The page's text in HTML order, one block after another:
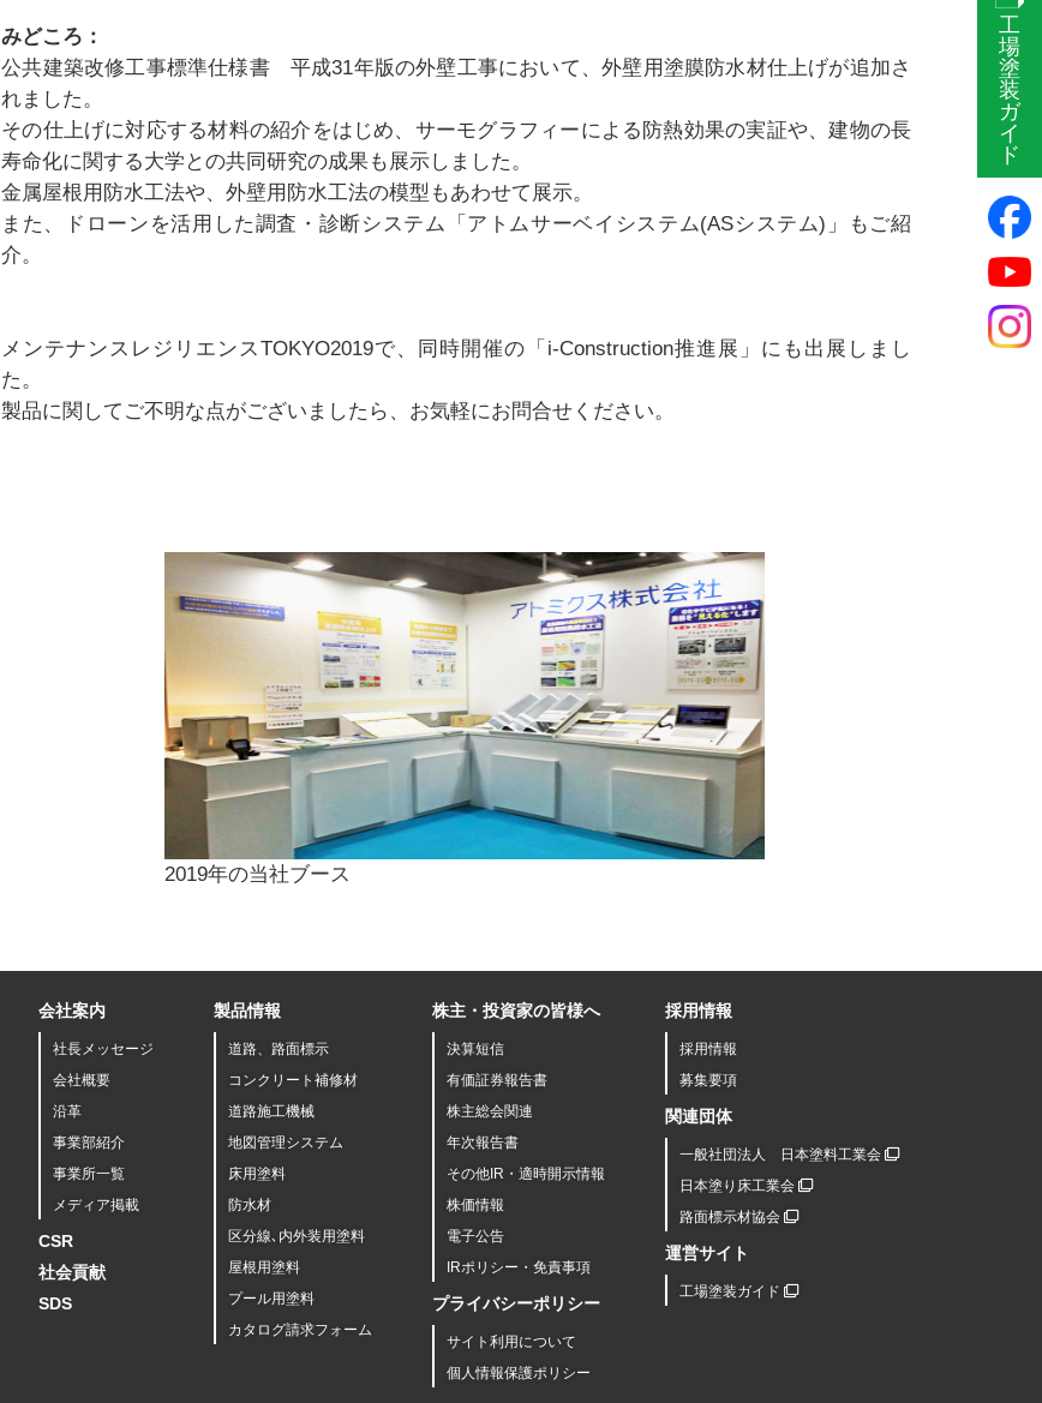
みどころ：
公共建築改修工事標準仕様書 平成31年版の外壁工事において、外壁用塗膜防水材仕上げが追加さ
れました。
その仕上げに対応する材料の紹介をはじめ、サーモグラフィーによる防熱効果の実証や、建物の長
寿命化に関する大学との共同研究の成果も展示しました。
金属屋根用防水工法や、外壁用防水工法の模型もあわせて展示。
また、ドローンを活用した調査・診断システム「アトムサーベイシステム(ASシステム)」もご紹
介。
メンテナンスレジリエンスTOKYO2019で、同時開催の「i-Construction推進展」にも出展しまし
た。
製品に関してご不明な点がございましたら、お気軽にお問合せください。
2019年の当社ブース
会社案内
社長メッセージ
会社概要
沿革
事業部紹介
事業所一覧
メディア掲載
CSR
社会貢献
SDS
製品情報
道路、路面標示
コンクリート補修材
道路施工機械
地図管理システム
床用塗料
防水材
区分線､内外装用塗料
屋根用塗料
プール用塗料
カタログ請求フォーム
株主・投資家の皆様へ
決算短信
有価証券報告書
株主総会関連
年次報告書
その他IR・適時開示情報
株価情報
電子公告
IRポリシー・免責事項
プライバシーポリシー
サイト利用について
個人情報保護ポリシー
採用情報
採用情報
募集要項
関連団体
一般社団法人 日本塗料工業会
日本塗り床工業会
路面標示材協会
運営サイト
工場塗装ガイド
工
場
塗
装
ガ
イ
ド